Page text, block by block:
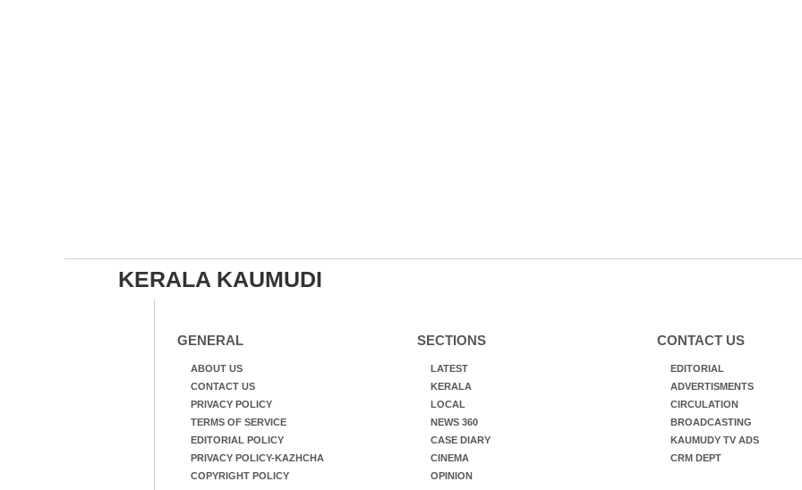
KERALA KAUMUDI
GENERAL
ABOUT US
CONTACT US
PRIVACY POLICY
TERMS OF SERVICE
EDITORIAL POLICY
PRIVACY POLICY-KAZHCHA
COPYRIGHT POLICY
SECTIONS
LATEST
KERALA
LOCAL
NEWS 360
CASE DIARY
CINEMA
OPINION
CONTACT US
EDITORIAL
ADVERTISMENTS
CIRCULATION
BROADCASTING
KAUMUDY TV ADS
CRM DEPT